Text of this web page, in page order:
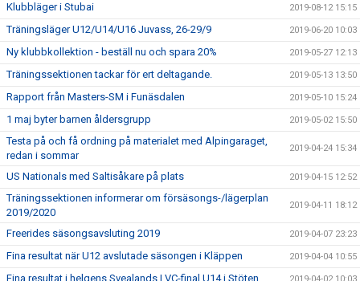
Klubbläger i Stubai 2019-08-12 15:15
Träningsläger U12/U14/U16 Juvass, 26-29/9 2019-06-20 10:03
Ny klubbkollektion - beställ nu och spara 20% 2019-05-27 12:13
Träningssektionen tackar för ert deltagande. 2019-05-13 13:50
Rapport från Masters-SM i Funäsdalen 2019-05-10 15:24
1 maj byter barnen åldersgrupp 2019-05-02 15:50
Testa på och få ordning på materialet med Alpingaraget,
redan i sommar
2019-04-24 15:34
US Nationals med Saltisåkare på plats 2019-04-15 12:52
Träningssektionen informerar om försäsongs-/lägerplan
2019/2020
2019-04-11 18:12
Freerides säsongsavsluting 2019 2019-04-07 23:23
Fina resultat när U12 avslutade säsongen i Kläppen 2019-04-04 10:55
Fina resultat i helgens Svealands LVC-final U14 i Stöten